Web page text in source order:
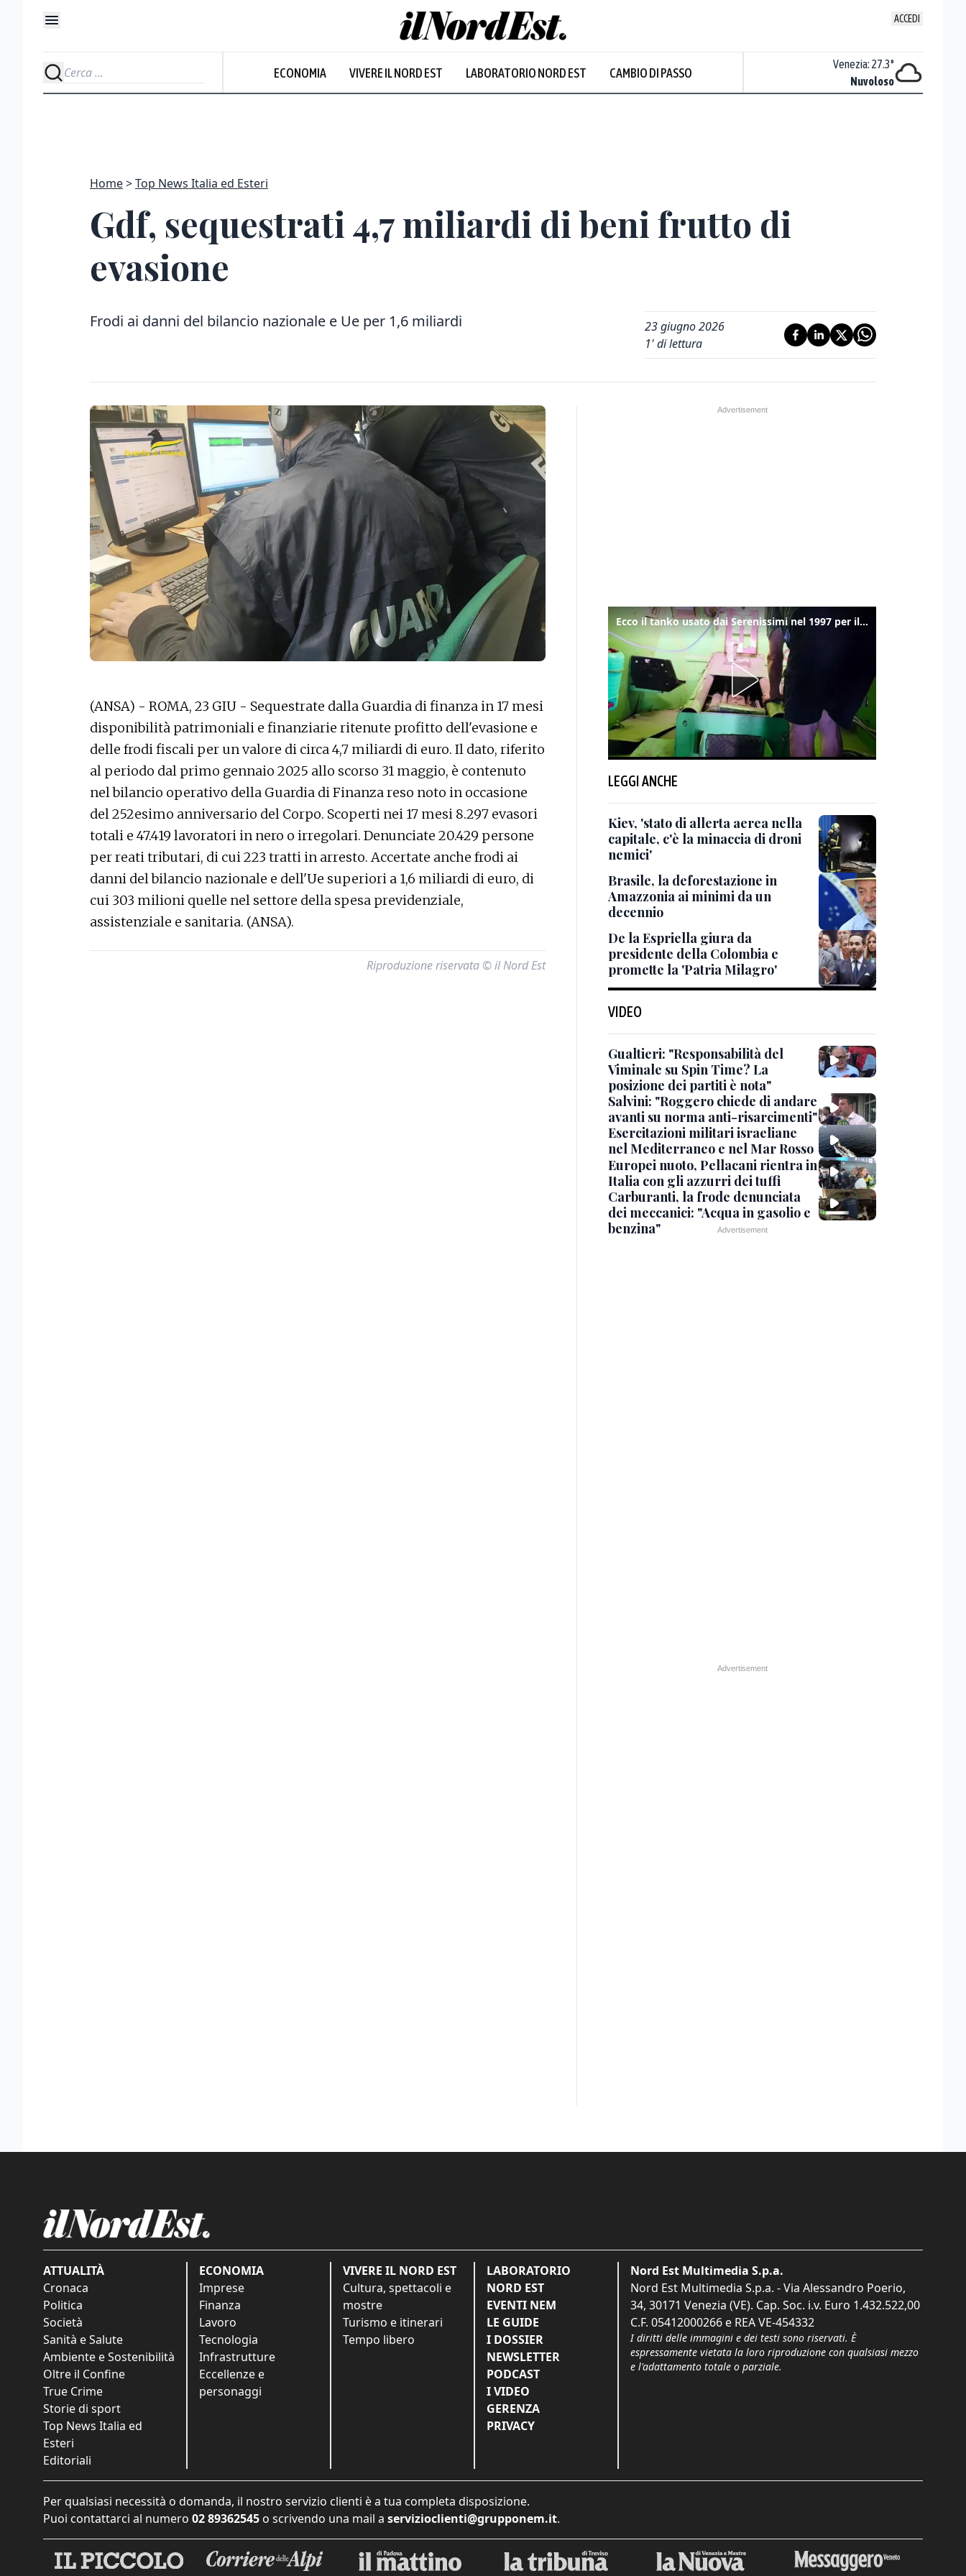
ACCEDI
ECONOMIA VIVERE IL NORD EST LABORATORIO NORD EST CAMBIO DI PASSO
Prevalentemente soleggiato
Venezia: 27.3°
Nuvoloso
Home Top News Italia ed Esteri
Gdf, sequestrati 4,7 miliardi di beni frutto di
evasione
Frodi ai danni del bilancio nazionale e Ue per 1,6 miliardi
23 giugno 2026
1' di lettura
(ANSA) - ROMA, 23 GIU - Sequestrate dalla Guardia di finanza in 17 mesi
disponibilità patrimoniali e finanziarie ritenute profitto dell'evasione e
delle frodi fiscali per un valore di circa 4,7 miliardi di euro. Il dato, riferito
al periodo dal primo gennaio 2025 allo scorso 31 maggio, è contenuto
nel bilancio operativo della Guardia di Finanza reso noto in occasione
del 252esimo anniversario del Corpo. Scoperti nei 17 mesi 8.297 evasori
totali e 47.419 lavoratori in nero o irregolari. Denunciate 20.429 persone
per reati tributari, di cui 223 tratti in arresto. Accertate anche frodi ai
danni del bilancio nazionale e dell'Ue superiori a 1,6 miliardi di euro, di
cui 303 milioni quelle nel settore della spesa previdenziale,
assistenziale e sanitaria. (ANSA).
Riproduzione riservata © il Nord Est
Ecco il tanko usato dai Serenissimi nel 1997 per il blitz a San Marco
LEGGI ANCHE
Kiev, 'stato di allerta aerea nella
capitale, c'è la minaccia di droni
nemici'
Brasile, la deforestazione in
Amazzonia ai minimi da un
decennio
De la Espriella giura da
presidente della Colombia e
promette la 'Patria Milagro'
VIDEO
Gualtieri: "Responsabilità del
Viminale su Spin Time? La
posizione dei partiti è nota"
Salvini: "Roggero chiede di andare
avanti su norma anti-risarcimenti"
Esercitazioni militari israeliane
nel Mediterraneo e nel Mar Rosso
Europei nuoto, Pellacani rientra in
Italia con gli azzurri dei tuffi
Carburanti, la frode denunciata
dei meccanici: "Acqua in gasolio e
benzina"
ATTUALITÀ
Cronaca
Politica
Società
Sanità e Salute
Ambiente e Sostenibilità
Oltre il Confine
True Crime
Storie di sport
Top News Italia ed
Esteri
Editoriali
ECONOMIA
Imprese
Finanza
Lavoro
Tecnologia
Infrastrutture
Eccellenze e
personaggi
VIVERE IL NORD EST
Cultura, spettacoli e
mostre
Turismo e itinerari
Tempo libero
LABORATORIO
NORD EST
EVENTI NEM
LE GUIDE
I DOSSIER
NEWSLETTER
PODCAST
I VIDEO
GERENZA
PRIVACY
Nord Est Multimedia S.p.a.
Nord Est Multimedia S.p.a. - Via Alessandro Poerio,
34, 30171 Venezia (VE). Cap. Soc. i.v. Euro 1.432.522,00
C.F. 05412000266 e REA VE-454332
I diritti delle immagini e dei testi sono riservati. È
espressamente vietata la loro riproduzione con qualsiasi mezzo
e l'adattamento totale o parziale.
Per qualsiasi necessità o domanda, il nostro servizio clienti è a tua completa disposizione.
Puoi contattarci al numero 02 89362545 o scrivendo una mail a servizioclienti@grupponem.it.